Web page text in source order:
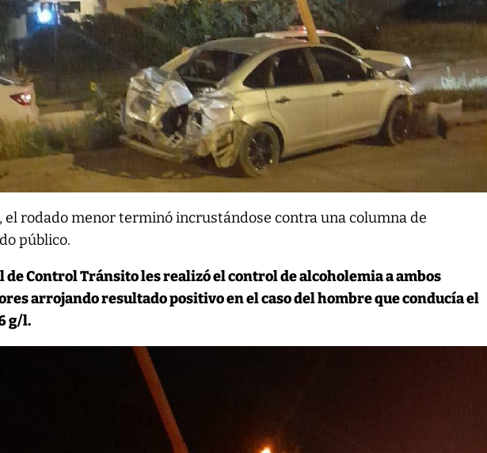
el rodado menor terminó incrustándose contra una columna de
público.
de Control Tránsito les realizó el control de alcoholemia a ambos
arrojando resultado positivo en el caso del hombre que conducía el
g/l.